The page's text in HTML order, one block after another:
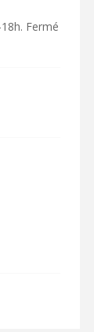
Fermé